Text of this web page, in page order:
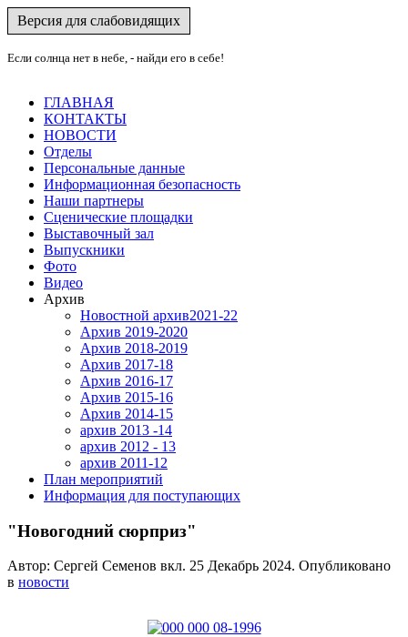
Версия для слабовидящих
Если солнца нет в небе, - найди его в себе!
ГЛАВНАЯ
КОНТАКТЫ
НОВОСТИ
Отделы
Персональные данные
Информационная безопасность
Наши партнеры
Сценические площадки
Выставочный зал
Выпускники
Фото
Видео
Архив
Новостной архив2021-22
Архив 2019-2020
Архив 2018-2019
Архив 2017-18
Архив 2016-17
Архив 2015-16
Архив 2014-15
архив 2013 -14
архив 2012 - 13
архив 2011-12
План мероприятий
Информация для поступающих
"Новогодний сюрприз"
Автор: Сергей Семенов вкл. 25 Декабрь 2024. Опубликовано
в новости